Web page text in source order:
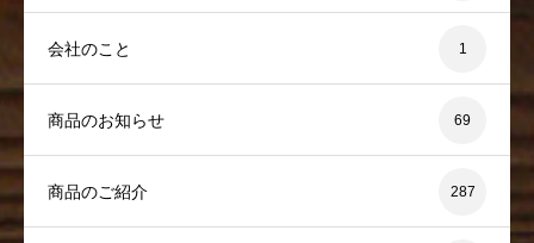
会社のこと 1
商品のお知らせ 69
商品のご紹介 287